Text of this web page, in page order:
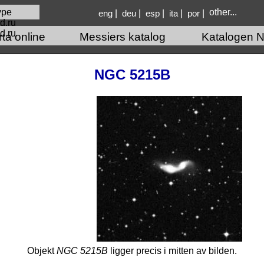
eng deu esp ita por other...
online Messiers katalog Katalogen
NGC 5215B
ObjektNGC 5215B ligger precis i mitten av bilden.